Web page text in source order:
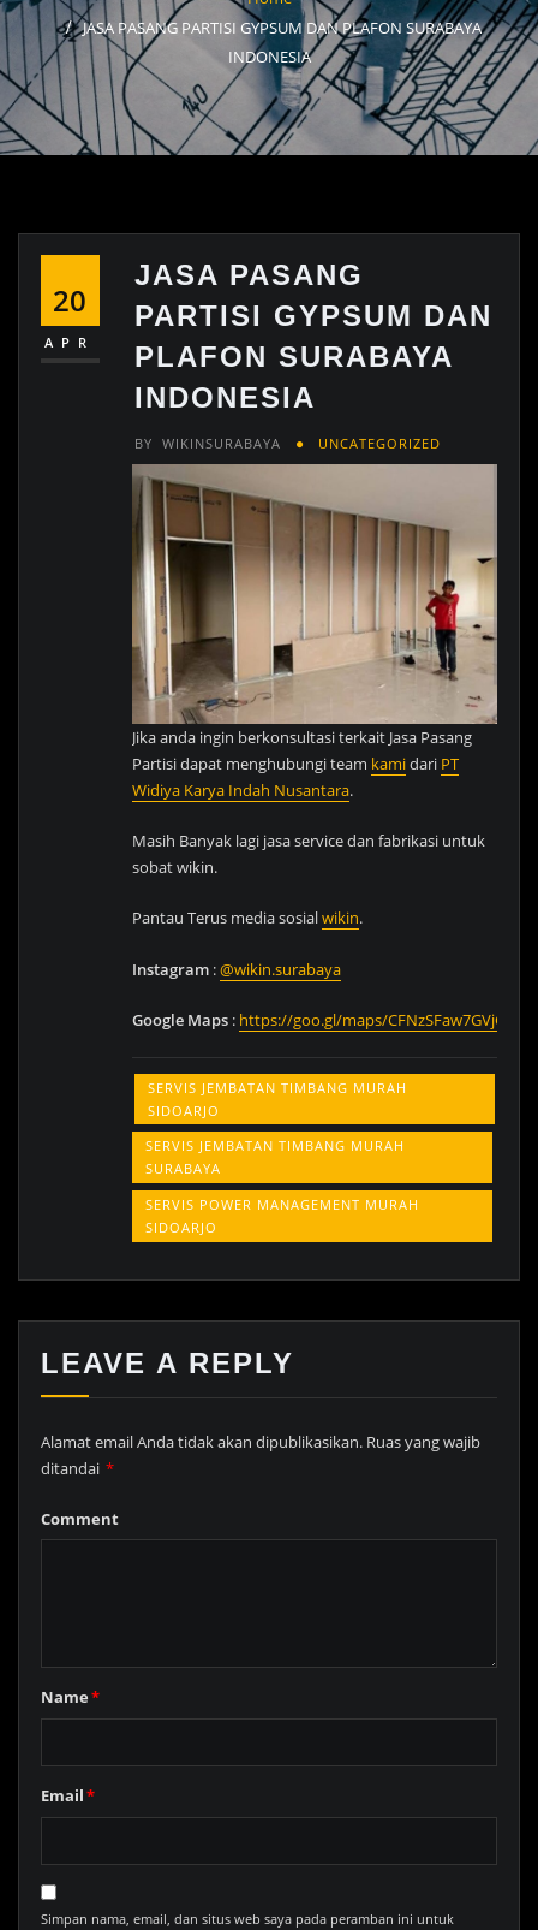
JASA PASANG PARTISI GYPSUM DAN PLAFON SURABAYA
INDONESIA
20
APR
JASA PASANG
PARTISI GYPSUM DAN
PLAFON SURABAYA
INDONESIA
BY WIKINSURABAYA UNCATEGORIZED
Jika anda ingin berkonsultasi terkait Jasa Pasang
Partisi dapat menghubungi team kamidari PT
Widiya Karya Indah Nusantara.
Masih Banyak lagi jasa service dan fabrikasi untuk
sobat wikin.
Pantau Terus media sosialwikin.
Instagram :@wikin.surabaya
Google Maps : https://goo.gl/maps/
SERVIS JEMBATAN TIMBANG MURAH
SIDOARJO
SERVIS JEMBATAN TIMBANG MURAH
SURABAYA
SERVIS POWER MANAGEMENT MURAH
SIDOARJO
LEAVE A REPLY
Alamat email Anda tidak akan dipublikasikan. Ruas yang wajib
ditandai *
Comment
Name*
Email*
Simpan nama, email, dan situs web saya pada peramban ini untuk